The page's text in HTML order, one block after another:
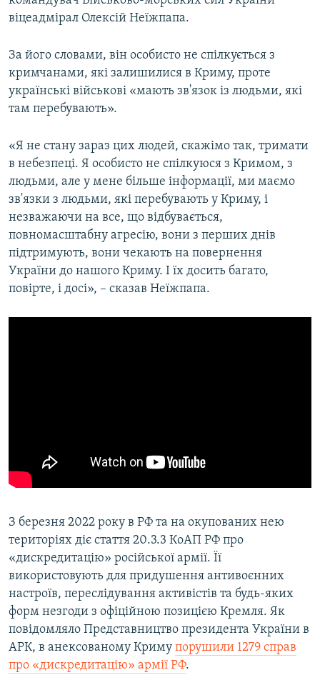
віцеадмірал Олексій Неїжпапа.
За його словами, він особисто не спілкується з
кримчанами, які залишилися в Криму, проте
українські військові «мають зв'язок із людьми, які
там перебувають».
«Я не стану зараз цих людей, скажімо так, тримати
в небезпеці. Я особисто не спілкуюся з Кримом, з
людьми, але у мене більше інформації, ми маємо
зв'язки з людьми, які перебувають у Криму, і
незважаючи на все, що відбувається,
повномасштабну агресію, вони з перших днів
підтримують, вони чекають на повернення
України до нашого Криму. І їх досить багато,
повірте, і досі», – сказав Неїжпапа.
З березня 2022 року в РФ та на окупованих нею
територіях діє стаття 20.3.3 КоАП РФ про
«дискредитацію» російської армії. Її
використовують для придушення антивоєнних
настроїв, переслідування активістів та будь-яких
форм незгоди з офіційною позицією Кремля. Як
повідомляло Представництво президента України в
АРК, в анексованому Криму порушили 1279 справ
про «дискредитацію» армії РФ.